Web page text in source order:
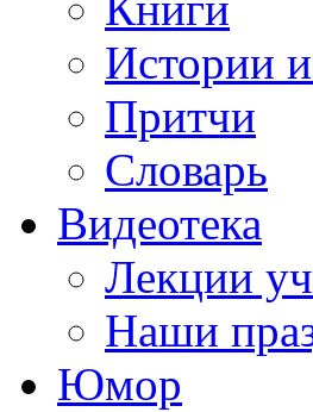
Истории
Притчи
Словарь
Видеотека
Лекции
Наши
Юмор